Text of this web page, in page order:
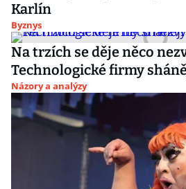
Karlín
Byznys
Na trzích se děje něco
Technologické firmy
Názory a analýzy